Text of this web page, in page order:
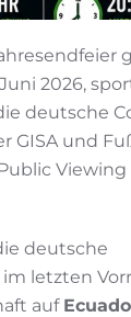
2026,
deutsche
GISA und
Viewing
deutsche
letzten
auf